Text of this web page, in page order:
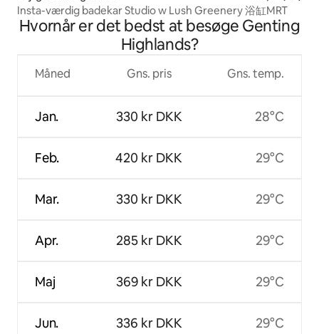
Insta-værdig badekar Studio w Lush Greenery 浴缸MRT
Hvornår er det bedst at besøge Genting
Highlands?
Måned
Jan.
Feb.
Mar.
Apr.
Maj
Jun.
Gns. pris
330 kr DKK
420 kr DKK
330 kr DKK
285 kr DKK
369 kr DKK
336 kr DKK
Gns. temp.
28°C
29°C
29°C
29°C
29°C
29°C